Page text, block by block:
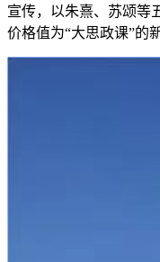
宣传，以朱熹、苏颂等
价格值为“大思政课”的